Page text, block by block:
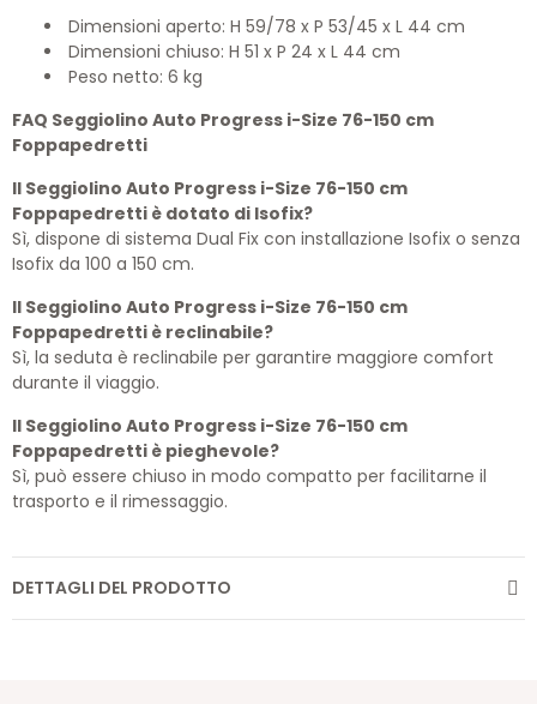
Dimensioni aperto: H 59/78 x P 53/45 x L 44 cm
Dimensioni chiuso: H 51 x P 24 x L 44 cm
Peso netto: 6 kg
FAQ Seggiolino Auto Progress i-Size 76-150 cm
Foppapedretti
Il Seggiolino Auto Progress i-Size 76-150 cm
Foppapedretti è dotato di Isofix?
Sì, dispone di sistema Dual Fix con installazione Isofix o senza
Isofix da 100 a 150 cm.
Il Seggiolino Auto Progress i-Size 76-150 cm
Foppapedretti è reclinabile?
Sì, la seduta è reclinabile per garantire maggiore comfort
durante il viaggio.
Il Seggiolino Auto Progress i-Size 76-150 cm
Foppapedretti è pieghevole?
Sì, può essere chiuso in modo compatto per facilitarne il
trasporto e il rimessaggio.
DETTAGLI DEL PRODOTTO